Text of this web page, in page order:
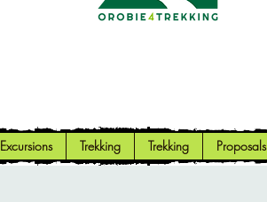
Excursions Trekking Trekking Proposals